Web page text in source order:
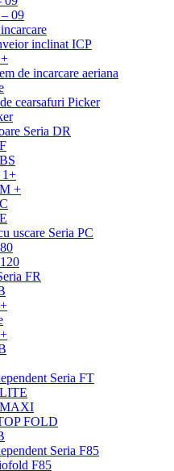
09
inclinat ICP
de incarcare aeriana
cearsafuri Picker
Seria DR
+
uscare Seria PC
FR
Seria FT
FOLD
Seria F85
F85